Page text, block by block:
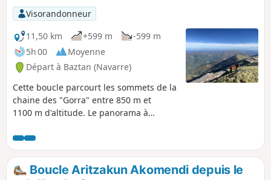
Visorandonneur
11,50 km
+599 m
-599 m
5h 00
Moyenne
Départ à Baztan (Navarre)
Cette boucle parcourt les sommets de la
chaine des "Gorra" entre 850 m et
1100 m d'altitude. Le panorama à
images du Pays Basque, avec la vallée
du Baztan (Alkurruntz, Autza), la chaine
de l'Iparla, les collines verdoyantes du
Gorospil, le Mondarrain, et la vallée de
Boucle Aritzakun Akomendi depuis le